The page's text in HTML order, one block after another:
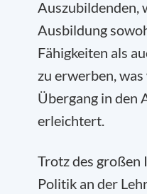
Auszubildenden,
Ausbildung
Fähigkeiten als
zu erwerben,
Übergang in den
erleichtert.
Trotz des großen
Politik an der